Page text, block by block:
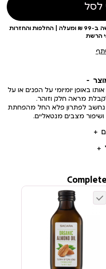
לסל
עלות משלוח 19 ₪ | משלוח חינם ברכישה ב-99 ₪ ומעלה | החלפות והחזרות
הרשת
באופן יומיומי על הפנים או על
מראה חלק וזוהר.
נחשב לפתרון פלא החל מהפחתת
מצבים מנטאליים.